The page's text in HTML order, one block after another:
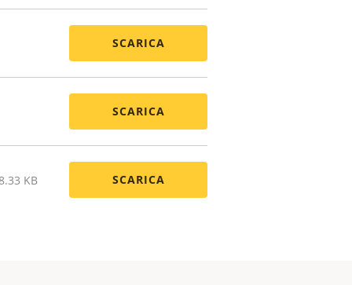
SCARICA
SCARICA
KB SCARICA